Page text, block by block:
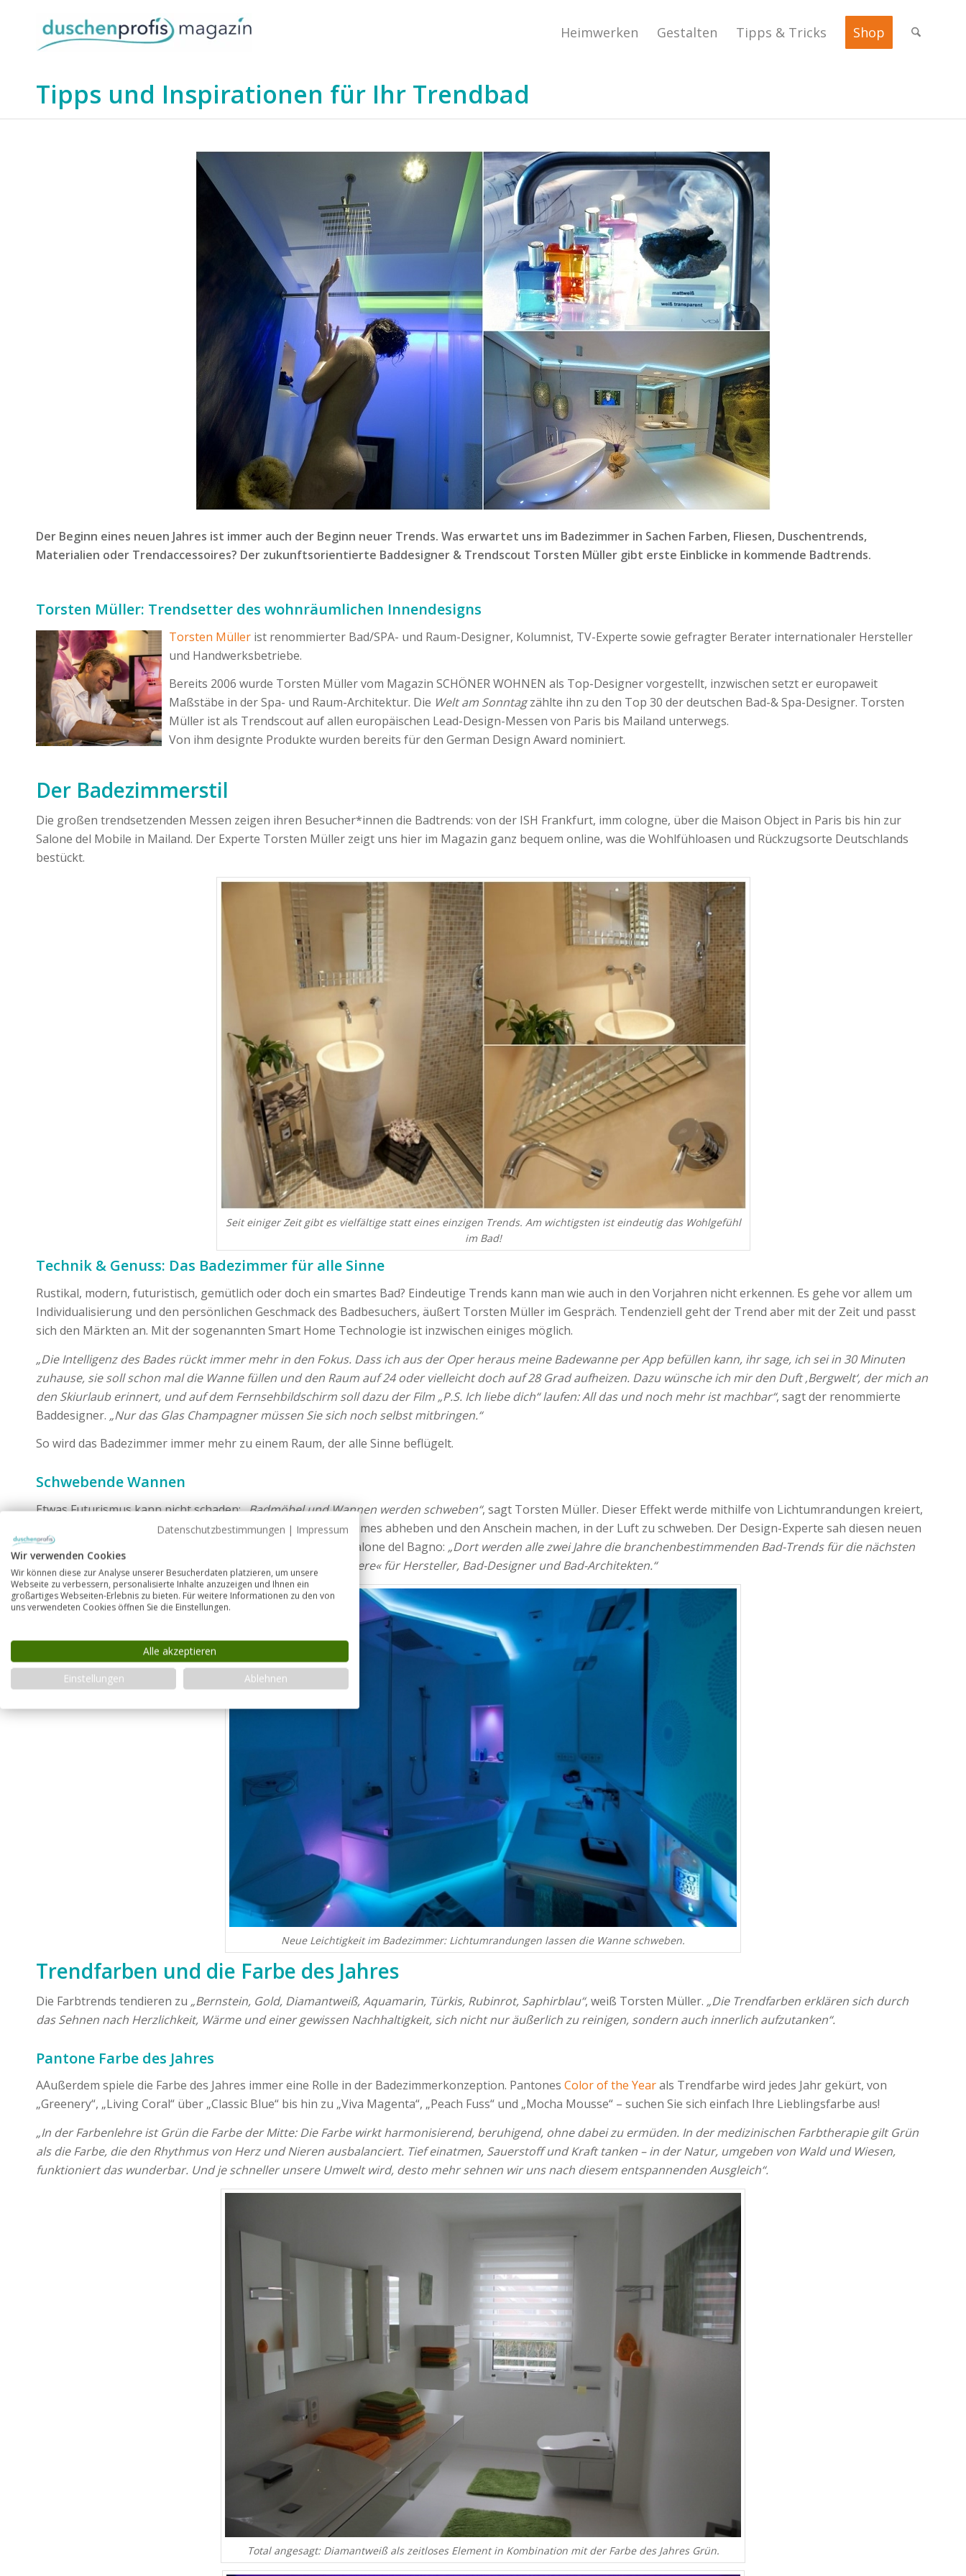
Heimwerken Gestalten Tipps & Tricks Shop
Tipps und Inspirationen für Ihr Trendbad
Der Beginn eines neuen Jahres ist immer auch der Beginn neuer Trends. Was erwartet uns im Badezimmer in Sachen Farben, Fliesen, Duschentrends,
Materialien oder Trendaccessoires? Der zukunftsorientierte Baddesigner & Trendscout Torsten Müller gibt erste Einblicke in kommende Badtrends.
Torsten Müller: Trendsetter des wohnräumlichen Innendesigns
Torsten Müller ist renommierter Bad/SPA- und Raum-Designer, Kolumnist, TV-Experte sowie gefragter Berater internationaler Hersteller
und Handwerksbetriebe.
Bereits 2006 wurde Torsten Müller vom Magazin SCHÖNER WOHNEN als Top-Designer vorgestellt, inzwischen setzt er europaweit
Maßstäbe in der Spa- und Raum-Architektur. Die Welt am Sonntagzählte ihn zu den Top 30 der deutschen Bad-& Spa-Designer. Torsten
Müller ist als Trendscout auf allen europäischen Lead-Design-Messen von Paris bis Mailand unterwegs.
Von ihm designte Produkte wurden bereits für den German Design Award nominiert.
Der Badezimmerstil
Die großen trendsetzenden Messen zeigen ihren Besucher*innen die Badtrends: von der ISH Frankfurt, imm cologne, über die Maison Object in Paris bis hin zur
Salone del Mobile in Mailand. Der Experte Torsten Müller zeigt uns hier im Magazin ganz bequem online, was die Wohlfühloasen und Rückzugsorte Deutschlands
bestückt.
Seit einiger Zeit gibt es vielfältige statt eines einzigen Trends. Am wichtigsten ist eindeutig das Wohlgefühl
im Bad!
Technik & Genuss: Das Badezimmer für alle Sinne
Rustikal, modern, futuristisch, gemütlich oder doch ein smartes Bad? Eindeutige Trends kann man wie auch in den Vorjahren nicht erkennen. Es gehe vor allem um
Individualisierung und den persönlichen Geschmack des Badbesuchers, äußert Torsten Müller im Gespräch. Tendenziell geht der Trend aber mit der Zeit und passt
sich den Märkten an. Mit der sogenannten Smart Home Technologie ist inzwischen einiges möglich.
„Die Intelligenz des Bades rückt immer mehr in den Fokus. Dass ich aus der Oper heraus meine Badewanne per App befüllen kann, ihr sage, ich sei in 30 Minuten
zuhause, sie soll schon mal die Wanne füllen und den Raum auf 24 oder vielleicht doch auf 28 Grad aufheizen. Dazu wünsche ich mir den Duft ‚Bergwelt‘, der mich an
den Skiurlaub erinnert, und auf dem Fernsehbildschirm soll dazu der Film „P.S. Ich liebe dich“ laufen: All das und noch mehr ist machbar“, sagt der renommierte
Baddesigner. „Nur das Glas Champagner müssen Sie sich noch selbst mitbringen.“
So wird das Badezimmer immer mehr zu einem Raum, der alle Sinne beflügelt.
Schwebende Wannen
Etwas Futurismus kann nicht schaden:„Badmöbel und Wannen werden schweben“, sagt Torsten Müller. Dieser Effekt werde mithilfe von Lichtumrandungen kreiert,
durch die sich die Möbel und Badewannen vom Rest des Raumes abheben und den Anschein machen, in der Luft zu schweben. Der Design-Experte sah diesen neuen
Trend bereits zuletzt in Mailand, auf der Highlight-Messe Salone del Bagno: „Dort werden alle zwei Jahre die branchenbestimmenden Bad-Trends für die nächsten
zwei bis drei Jahre vorgestellt – ein zwingendes »Must-be-there« für Hersteller, Bad-Designer und Bad-Architekten.“
Neue Leichtigkeit im Badezimmer: Lichtumrandungen lassen die Wanne schweben.
Trendfarben und die Farbe des Jahres
Die Farbtrends tendieren zu „Bernstein, Gold, Diamantweiß, Aquamarin, Türkis, Rubinrot, Saphirblau“, weiß Torsten Müller. „Die Trendfarben erklären sich durch
das Sehnen nach Herzlichkeit, Wärme und einer gewissen Nachhaltigkeit, sich nicht nur äußerlich zu reinigen, sondern auch innerlich aufzutanken“.
Pantone Farbe des Jahres
AAußerdem spiele die Farbe des Jahres immer eine Rolle in der Badezimmerkonzeption. Pantones Color of the Yearals Trendfarbe wird jedes Jahr gekürt, von
„Greenery“, „Living Coral“ über „Classic Blue“ bis hin zu „Viva Magenta“, „Peach Fuss“ und „Mocha Mousse“ – suchen Sie sich einfach Ihre Lieblingsfarbe aus!
„In der Farbenlehre ist Grün die Farbe der Mitte: Die Farbe wirkt harmonisierend, beruhigend, ohne dabei zu ermüden. In der medizinischen Farbtherapie gilt Grün
als die Farbe, die den Rhythmus von Herz und Nieren ausbalanciert. Tief einatmen, Sauerstoff und Kraft tanken – in der Natur, umgeben von Wald und Wiesen,
funktioniert das wunderbar. Und je schneller unsere Umwelt wird, desto mehr sehnen wir uns nach diesem entspannenden Ausgleich“.
Total angesagt: Diamantweiß als zeitloses Element in Kombination mit der Farbe des Jahres Grün.
Datenschutzbestimmungen | Impressum
Wir verwenden Cookies
Wir können diese zur Analyse unserer Besucherdaten platzieren, um unsere
Webseite zu verbessern, personalisierte Inhalte anzuzeigen und Ihnen ein
großartiges Webseiten-Erlebnis zu bieten. Für weitere Informationen zu den von
uns verwendeten Cookies öffnen Sie die Einstellungen.
Alle akzeptieren
Einstellungen
Ablehnen